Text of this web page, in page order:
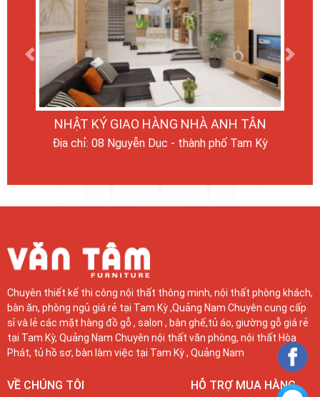
KÝ GIAO HÀNG NHÀ ANH TÂN
08 Nguyễn Dục - thành phố Tam Kỳ Địa chỉ:
Previous Next
Chuyên thiết kế thi công nội thất thông minh, nội thất phòng khách,
bàn ăn, phòng ngủ giá rẻ tại Tam Kỳ ,Quảng Nam Chuyên cung cấp
sỉ và lẻ các mặt hàng đồ gỗ , salon , bàn ghế,tủ áo, giường gỗ giá rẻ
tại Tam Kỳ, Quảng Nam Chuyên nội thất văn phòng, nội thất Hòa
Phát, tủ hồ sơ, bàn làm việc tại Tam Kỳ , Quảng Nam
VỀ CHÚNG TÔI HỖ TRỢ MUA HÀNG